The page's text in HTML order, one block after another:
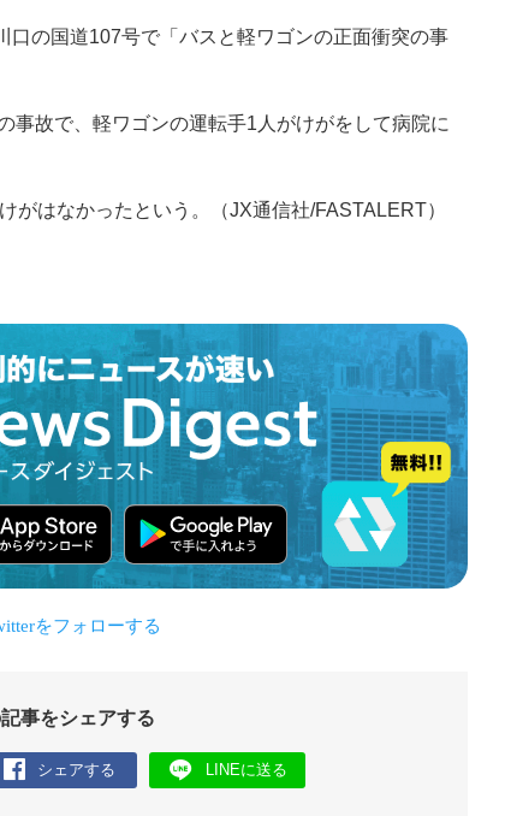
の国道107号で「バスと軽ワゴンの正面衝突の事
事故で、軽ワゴンの運転手1人がけがをして病院に
がはなかったという。（JX通信社/FASTALERT）
事をシェアする
シェアする LINEに送る